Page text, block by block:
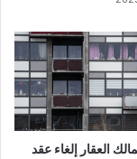
العقار إلغاء عقد